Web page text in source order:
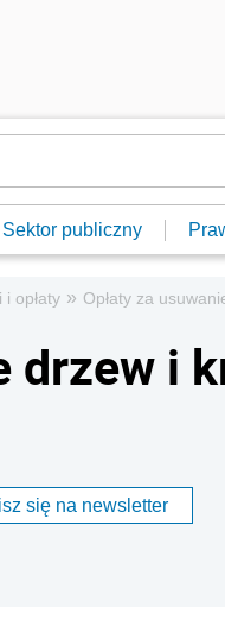
Sektor publiczny
i opłaty » Opłaty za
drzew i
się na newsletter